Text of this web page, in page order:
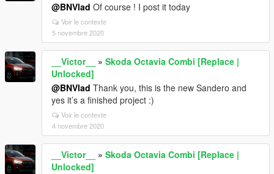
@BNVlad Of course ! I post it today
Voir le contexte
5 novembre 2020
__Victor__ » Skoda Octavia Combi [Replace |
Unlocked]
@BNVlad Thank you, this is the new Sandero and
yes it’s a finished project :)
Voir le contexte
4 novembre 2020
__Victor__ » Skoda Octavia Combi [Replace |
Unlocked]